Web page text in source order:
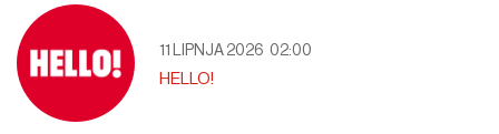
11 LIPNJA 2026 02:00
HELLO!